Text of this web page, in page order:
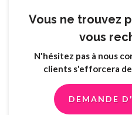
Vous ne trouvez
vous
N'hésitez pas à nous
clients s'efforcera de
DEMANDE